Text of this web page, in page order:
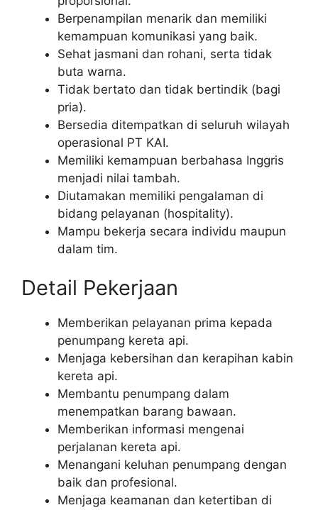
Berpenampilan menarik dan memiliki
kemampuan komunikasi yang baik.
Sehat jasmani dan rohani, serta tidak
buta warna.
Tidak bertato dan tidak bertindik (bagi
pria).
Bersedia ditempatkan di seluruh wilayah
operasional PT KAI.
Memiliki kemampuan berbahasa Inggris
menjadi nilai tambah.
Diutamakan memiliki pengalaman di
bidang pelayanan (hospitality).
Mampu bekerja secara individu maupun
dalam tim.
Detail Pekerjaan
Memberikan pelayanan prima kepada
penumpang kereta api.
Menjaga kebersihan dan kerapihan kabin
kereta api.
Membantu penumpang dalam
menempatkan barang bawaan.
Memberikan informasi mengenai
perjalanan kereta api.
Menangani keluhan penumpang dengan
baik dan profesional.
Menjaga keamanan dan ketertiban di